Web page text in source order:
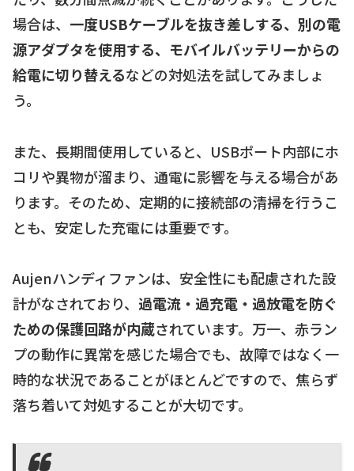
場合は、 一度USBケーブルを抜き差しする、別の電
源アダプタを使用する、モバイルバッテリーからの
給電に切り替えるなどの対処法を試してみましょ
う。
また、長期間使用していると、USBポート内部にホ
コリや異物が溜まり、通電に影響を与える場合があ
ります。そのため、定期的に接続部の清掃を行うこ
とも、安定した充電には重要です。
Aujenハンディファンは、安全性にも配慮された設
計がなされており、 過電流・過充電・過放電を防ぐ
ための保護回路が内蔵されています。万一、赤ラン
プの動作に異常を感じた場合でも、故障ではなく一
時的な状況であることがほとんどですので、焦らず
落ち着いて対処することが大切です。